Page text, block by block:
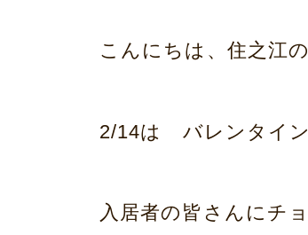
a
m
n
こんにちは、住之江
2/14は バレンタイ
入居者の皆さんにチ